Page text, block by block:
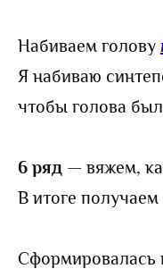
Набиваем голову
Я набиваю
чтобы голова
6 ряд — вяжем,
В итоге получаем
Сформировалась